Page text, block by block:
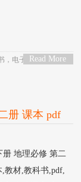
Read More
， 电子教材， 电子
册 课本 pdf
册 地理必修 第二
教材,教科书,pdf,